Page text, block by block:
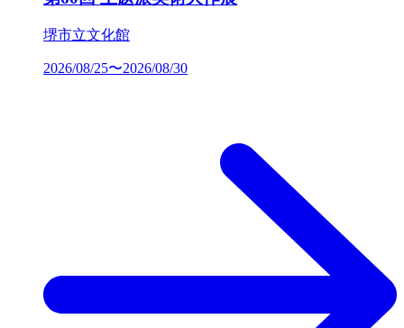
堺市立文化館
2026/08/25〜2026/08/30